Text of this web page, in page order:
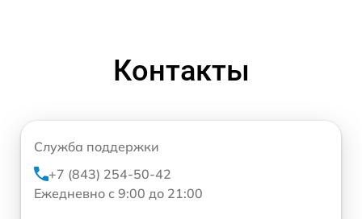
Контакты
Служба поддержки
+7 (843) 254-50-42
Ежедневно с 9:00 до 21:00